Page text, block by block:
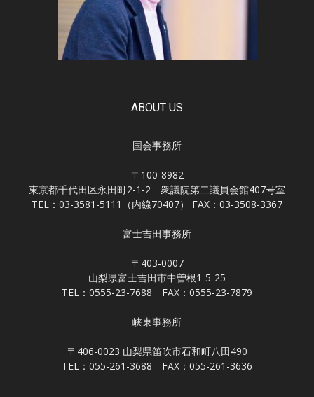
ABOUT US
国会事務所
〒100-8982
東京都千代田区永田町2-1-2 衆議院第二議員会館407号室
TEL：03-3581-5111（内線70407） FAX：03-3508-3367
富士吉田事務所
〒403-0007
山梨県富士吉田市中曽根1-5-25
TEL：0555-23-7688 FAX：0555-23-7879
峡東事務所
〒406-0023 山梨県笛吹市石和町八田490
TEL：055-261-3688 FAX：055-261-3636